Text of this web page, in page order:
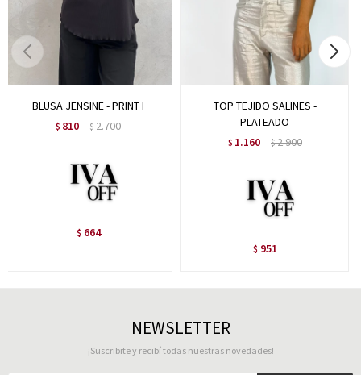
BLUSA JENSINE - PRINT I
$ 810 $2.700
$ 664
TOP TEJIDO SALINES -
PLATEADO
$ 1.160 $2.900
$ 951
NEWSLETTER
¡Suscribite y recibí todas nuestras novedades!